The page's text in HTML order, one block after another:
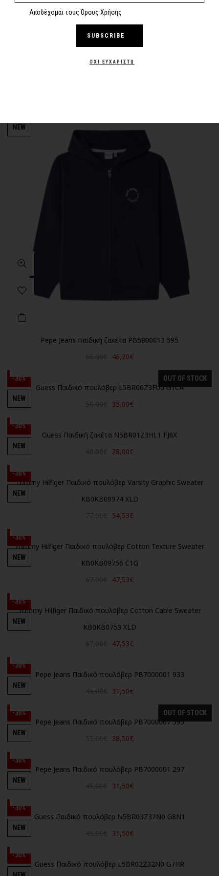
Αποδέχομαι τους Όρους Χρήσης
SUBSCRIBE
ΌΧΙ ΕΥΧΑΡΙΣΤΏ
NEW
Pepe Jeans Παιδική ζακέτα PB5800013 595
46,20€
-30% OUT OF STOCK
NEW
Guess Παιδικό πουλόβερ L5BR06Z3FU0 G1CA
35,00€
-30%
NEW
Guess Παιδική ζακέτα N5BR01Z3HL1 FJ6X
28,00€
-30%
NEW
Tommy Hilfiger Παιδικό πουλόβερ Varsity Graphic Sweater
KB0KB09974 XLD
54,53€
-30%
NEW
Tommy Hilfiger Παιδικό πουλόβερ Cotton Texture Sweater
KB0KB09756 C1G
47,53€
-30%
NEW
Tommy Hilfiger Παιδικό πουλόβερ Cotton Cable Sweater
KB0KB0753 XLD
47,53€
-30%
NEW
Pepe Jeans Παιδικό πουλόβερ PB7000001 933
31,50€
-30% OUT OF STOCK
NEW
Pepe Jeans Παιδικό πουλόβερ PB7000007 595
38,50€
-30%
NEW
Pepe Jeans Παιδικό πουλόβερ PB7000001 297
31,50€
-30%
NEW
Guess Παιδικό πουλόβερ N5BR03Z32N0 G8N1
31,50€
-30%
Guess Παιδικό πουλόβερ L5BR02Z32N0 G7HR